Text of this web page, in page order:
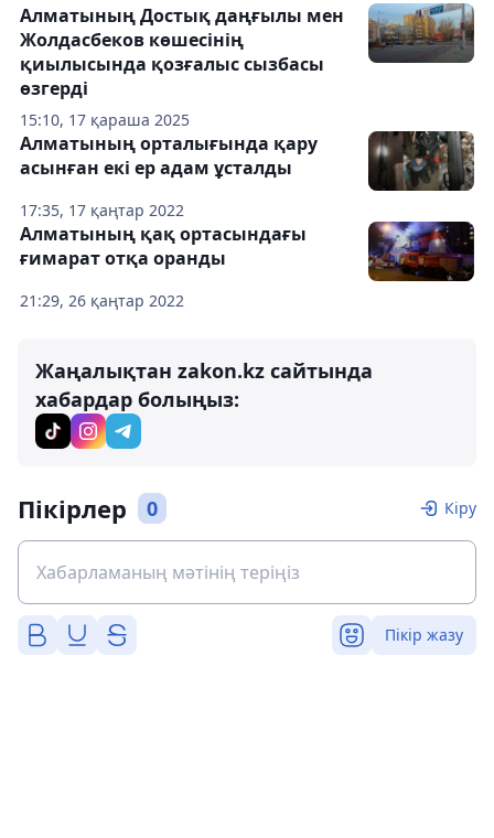
15:10, 17 қараша 2025
Алматының Достық даңғылы мен
Жолдасбеков көшесінің
қиылысында қозғалыс сызбасы
өзгерді
17:35, 17 қаңтар 2022
Алматының орталығында қару
асынған екі ер адам ұсталды
21:29, 26 қаңтар 2022
Алматының қақ ортасындағы
ғимарат отқа оранды
Жаңалықтан zakon.kz сайтында
хабардар болыңыз:
Пікірлер 0 Кіру
Пікір жазу